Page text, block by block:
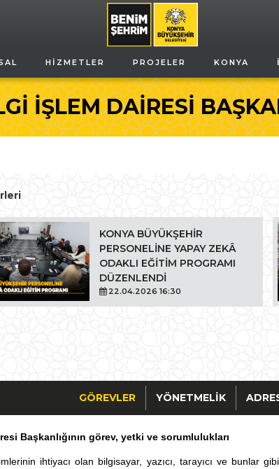
HIZMETLER PROJELER KONYA
İŞLEM DAİRESİ
KONYA BÜYÜKŞEHİR
PERSONELİNE YAPAY ZEKÂ
ODAKLI EĞİTİM PROGRAMI
DÜZENLENDİ
22.04.2026 16:30
GÖREVLER YÖNETMELIK
Başkanlığının görev, yetki ve sorumlulukları
ihtiyacı olan bilgisayar, yazıcı, tarayıcı ve bunlar